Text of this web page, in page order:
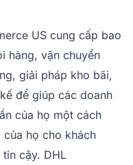
US cung cấp bao
hàng, vận chuyển
giải pháp kho bãi,
để giúp các doanh
của họ một cách
của họ cho khách
cậy. DHL